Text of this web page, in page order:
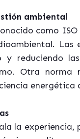
ambiental
como
y reduciendo
Otra norma
energética
la